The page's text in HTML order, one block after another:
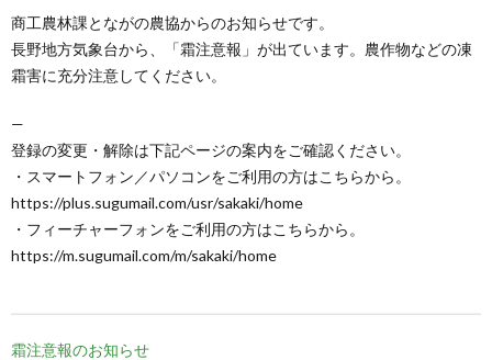
商工農林課とながの農協からのお知らせです。
長野地方気象台から、「霜注意報」が出ています。農作物などの凍
霜害に充分注意してください。
—
登録の変更・解除は下記ページの案内をご確認ください。
・スマートフォン／パソコンをご利用の方はこちらから。
https://plus.sugumail.com/usr/sakaki/home
・フィーチャーフォンをご利用の方はこちらから。
https://m.sugumail.com/m/sakaki/home
霜注意報のお知らせ